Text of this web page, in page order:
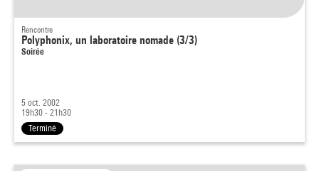
Rencontre
Polyphonix, un laboratoire nomade (3/3)
Soirée
5 oct. 2002
19h30 - 21h30
Terminé